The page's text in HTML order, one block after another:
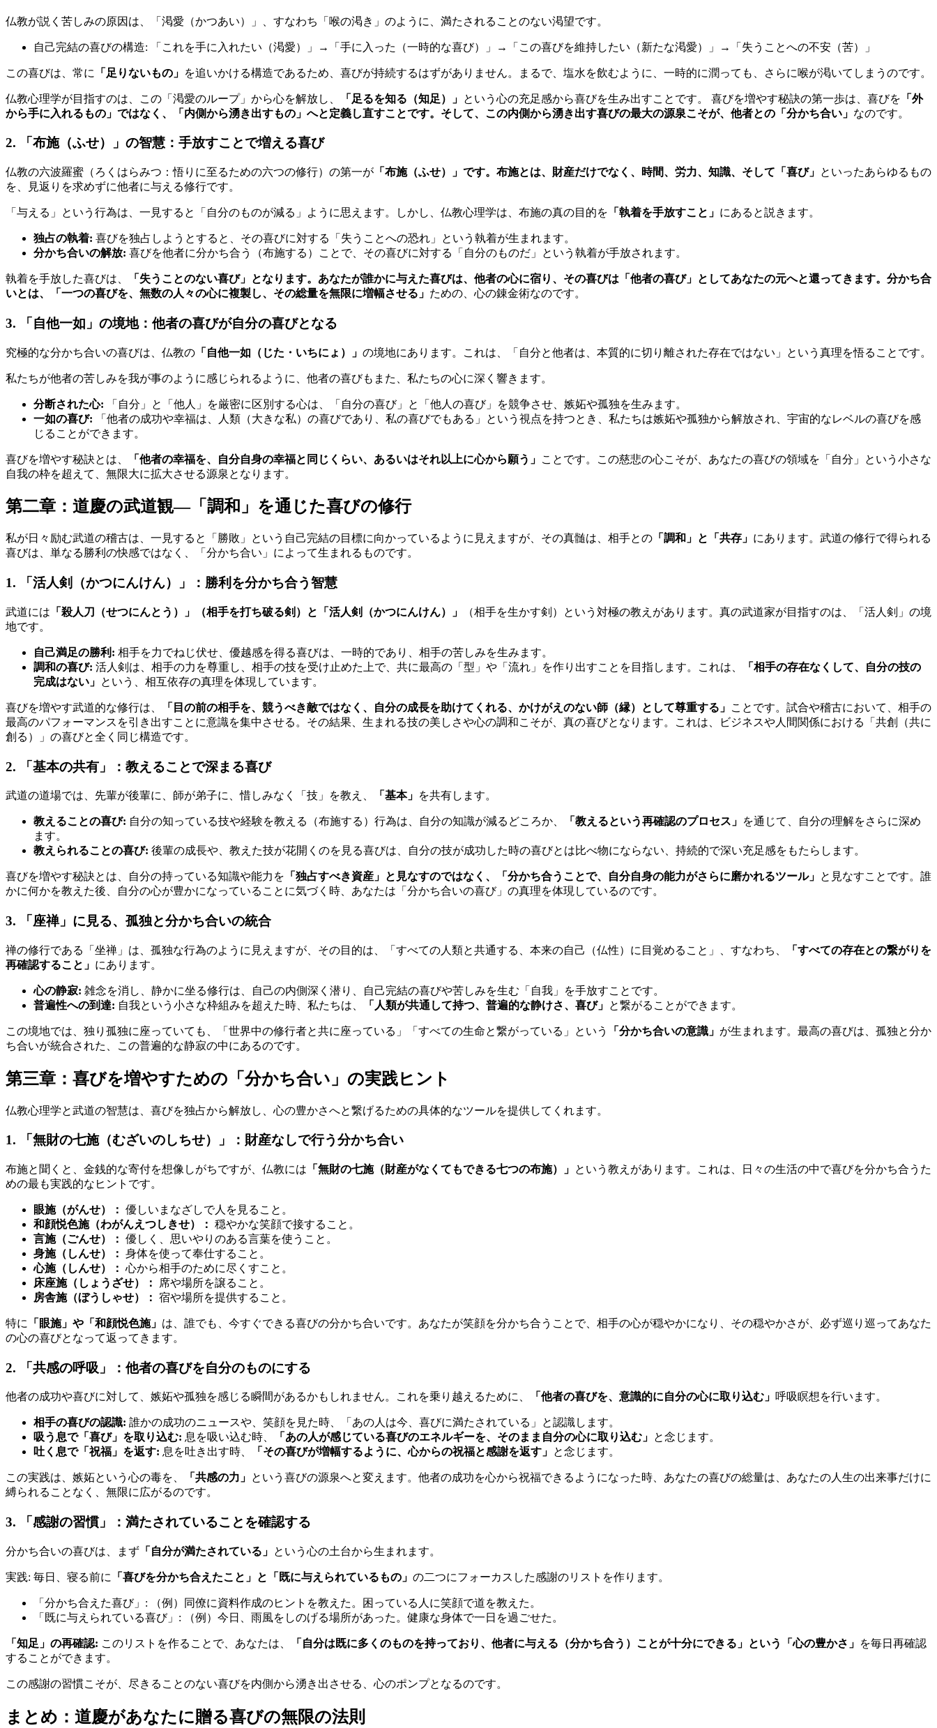
仏教が説く苦しみの原因は、「渇愛（かつあい）」、すなわち「喉の渇き」のように、満たされることのない渇望です。
自己完結の喜びの構造: 「これを手に入れたい（渇愛）」→「手に入った（一時的な喜び）」→「この喜びを維持したい（新たな渇愛）」→「失うことへの不安（苦）」
この喜びは、常に 「足りないもの」 を追いかける構造であるため、喜びが持続するはずがありません。まるで、塩水を飲むように、一時的に潤っても、さらに喉が渇いてしまうのです。
仏教心理学が目指すのは、この「渇愛のループ」から心を解放し、 「足るを知る（知足）」 という心の充足感から喜びを生み出すことです。 喜びを増やす秘訣の第一歩は、喜びを 「外
から手に入れるもの」ではなく、「内側から湧き出すもの」へと定義し直すことです。そして、この内側から湧き出す喜びの最大の源泉こそが、他者との「分かち合い」 なのです。
2. 「布施（ふせ）」の智慧：手放すことで増える喜び
仏教の六波羅蜜（ろくはらみつ：悟りに至るための六つの修行）の第一が 「布施（ふせ）」です。布施とは、財産だけでなく、時間、労力、知識、そして「喜び」 といったあらゆるもの
を、見返りを求めずに他者に与える修行です。
「与える」という行為は、一見すると「自分のものが減る」ように思えます。しかし、仏教心理学は、布施の真の目的を 「執着を手放すこと」 にあると説きます。
独占の執着: 喜びを独占しようとすると、その喜びに対する「失うことへの恐れ」という執着が生まれます。
分かち合いの解放: 喜びを他者に分かち合う（布施する）ことで、その喜びに対する「自分のものだ」という執着が手放されます。
執着を手放した喜びは、
「失うことのない喜び」となります。あなたが誰かに与えた喜びは、他者の心に宿り、その喜びは「他者の喜び」としてあなたの元へと還ってきます。分かち合
いとは、「一つの喜びを、無数の人々の心に複製し、その総量を無限に増幅させる」 ための、心の錬金術なのです。
3. 「自他一如」の境地：他者の喜びが自分の喜びとなる
究極的な分かち合いの喜びは、仏教の 「自他一如（じた・いちにょ）」 の境地にあります。これは、「自分と他者は、本質的に切り離された存在ではない」という真理を悟ることです。
私たちが他者の苦しみを我が事のように感じられるように、他者の喜びもまた、私たちの心に深く響きます。
分断された心: 「自分」と「他人」を厳密に区別する心は、「自分の喜び」と「他人の喜び」を競争させ、嫉妬や孤独を生みます。
一如の喜び: 「他者の成功や幸福は、人類（大きな私）の喜びであり、私の喜びでもある」という視点を持つとき、私たちは嫉妬や孤独から解放され、宇宙的なレベルの喜びを感
じることができます。
喜びを増やす秘訣とは、 「他者の幸福を、自分自身の幸福と同じくらい、あるいはそれ以上に心から願う」 ことです。この慈悲の心こそが、あなたの喜びの領域を「自分」という小さな
自我の枠を超えて、無限大に拡大させる源泉となります。
第二章：道慶の武道観—「調和」を通じた喜びの修行
私が日々励む武道の稽古は、一見すると「勝敗」という自己完結の目標に向かっているように見えますが、その真髄は、相手との 「調和」と「共存」 にあります。武道の修行で得られる
喜びは、単なる勝利の快感ではなく、「分かち合い」によって生まれるものです。
1. 「活人剣（かつにんけん）」：勝利を分かち合う智慧
武道には 「殺人刀（せつにんとう）」（相手を打ち破る剣）と「活人剣（かつにんけん）」
（相手を生かす剣）という対極の教えがあります。真の武道家が目指すのは、「活人剣」の境
地です。
自己満足の勝利: 相手を力でねじ伏せ、優越感を得る喜びは、一時的であり、相手の苦しみを生みます。
調和の喜び: 活人剣は、相手の力を尊重し、相手の技を受け止めた上で、共に最高の「型」や「流れ」を作り出すことを目指します。これは、
「相手の存在なくして、自分の技の
完成はない」 という、相互依存の真理を体現しています。
喜びを増やす武道的な修行は、 「目の前の相手を、競うべき敵ではなく、自分の成長を助けてくれる、かけがえのない師（縁）として尊重する」 ことです。試合や稽古において、相手の
最高のパフォーマンスを引き出すことに意識を集中させる。その結果、生まれる技の美しさや心の調和こそが、真の喜びとなります。これは、ビジネスや人間関係における「共創（共に
創る）」の喜びと全く同じ構造です。
2. 「基本の共有」：教えることで深まる喜び
武道の道場では、先輩が後輩に、師が弟子に、惜しみなく「技」を教え、 「基本」 を共有します。
教えることの喜び: 自分の知っている技や経験を教える（布施する）行為は、自分の知識が減るどころか、 「教えるという再確認のプロセス」 を通じて、自分の理解をさらに深め
ます。
教えられることの喜び: 後輩の成長や、教えた技が花開くのを見る喜びは、自分の技が成功した時の喜びとは比べ物にならない、持続的で深い充足感をもたらします。
喜びを増やす秘訣とは、自分の持っている知識や能力を 「独占すべき資産」と見なすのではなく、「分かち合うことで、自分自身の能力がさらに磨かれるツール」 と見なすことです。誰
かに何かを教えた後、自分の心が豊かになっていることに気づく時、あなたは「分かち合いの喜び」の真理を体現しているのです。
3. 「座禅」に見る、孤独と分かち合いの統合
禅の修行である「坐禅」は、孤独な行為のように見えますが、その目的は、「すべての人類と共通する、本来の自己（仏性）に目覚めること」、すなわち、
「すべての存在との繋がりを
再確認すること」 にあります。
心の静寂: 雑念を消し、静かに坐る修行は、自己の内側深く潜り、自己完結の喜びや苦しみを生む「自我」を手放すことです。
普遍性への到達: 自我という小さな枠組みを超えた時、私たちは、 「人類が共通して持つ、普遍的な静けさ、喜び」 と繋がることができます。
この境地では、独り孤独に座っていても、「世界中の修行者と共に座っている」「すべての生命と繋がっている」という 「分かち合いの意識」 が生まれます。最高の喜びは、孤独と分か
ち合いが統合された、この普遍的な静寂の中にあるのです。
第三章：喜びを増やすための「分かち合い」の実践ヒント
仏教心理学と武道の智慧は、喜びを独占から解放し、心の豊かさへと繋げるための具体的なツールを提供してくれます。
1. 「無財の七施（むざいのしちせ）」：財産なしで行う分かち合い
布施と聞くと、金銭的な寄付を想像しがちですが、仏教には 「無財の七施（財産がなくてもできる七つの布施）」 という教えがあります。これは、日々の生活の中で喜びを分かち合うた
めの最も実践的なヒントです。
眼施（がんせ）： 優しいまなざしで人を見ること。
和顔悦色施（わがんえつしきせ）： 穏やかな笑顔で接すること。
言施（ごんせ）： 優しく、思いやりのある言葉を使うこと。
身施（しんせ）： 身体を使って奉仕すること。
心施（しんせ）： 心から相手のために尽くすこと。
床座施（しょうざせ）：
席や場所を譲ること。
房舎施（ぼうしゃせ）： 宿や場所を提供すること。
特に 「眼施」や「和顔悦色施」 は、誰でも、今すぐできる喜びの分かち合いです。あなたが笑顔を分かち合うことで、相手の心が穏やかになり、その穏やかさが、必ず巡り巡ってあなた
の心の喜びとなって返ってきます。
2. 「共感の呼吸」：他者の喜びを自分のものにする
他者の成功や喜びに対して、嫉妬や孤独を感じる瞬間があるかもしれません。これを乗り越えるために、 「他者の喜びを、意識的に自分の心に取り込む」 呼吸瞑想を行います。
相手の喜びの認識: 誰かの成功のニュースや、笑顔を見た時、「あの人は今、喜びに満たされている」と認識します。
吸う息で「喜び」を取り込む: 息を吸い込む時、 「あの人が感じている喜びのエネルギーを、そのまま自分の心に取り込む」 と念じます。
吐く息で「祝福」を返す: 息を吐き出す時、 「その喜びが増幅するように、心からの祝福と感謝を返す」 と念じます。
この実践は、嫉妬という心の毒を、 「共感の力」 という喜びの源泉へと変えます。他者の成功を心から祝福できるようになった時、あなたの喜びの総量は、あなたの人生の出来事だけに
縛られることなく、無限に広がるのです。
3. 「感謝の習慣」：満たされていることを確認する
分かち合いの喜びは、まず 「自分が満たされている」 という心の土台から生まれます。
実践: 毎日、寝る前に 「喜びを分かち合えたこと」と「既に与えられているもの」 の二つにフォーカスした感謝のリストを作ります。
「分かち合えた喜び」: （例）同僚に資料作成のヒントを教えた。困っている人に笑顔で道を教えた。
「既に与えられている喜び」: （例）今日、雨風をしのげる場所があった。健康な身体で一日を過ごせた。
「知足」の再確認: このリストを作ることで、あなたは、 「自分は既に多くのものを持っており、他者に与える（分かち合う）ことが十分にできる」という「心の豊かさ」 を毎日再確認
することができます。
この感謝の習慣こそが、尽きることのない喜びを内側から湧き出させる、心のポンプとなるのです。
まとめ：道慶があなたに贈る喜びの無限の法則